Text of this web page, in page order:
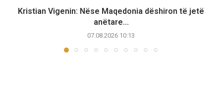
Kristian Vigenin: Nëse Maqedonia dëshiron të jetë
anëtare...
07.08.2026 10:13